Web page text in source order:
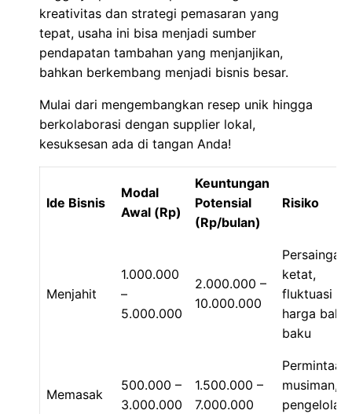
kreativitas dan strategi pemasaran yang
tepat, usaha ini bisa menjadi sumber
pendapatan tambahan yang menjanjikan,
bahkan berkembang menjadi bisnis besar.
Mulai dari mengembangkan resep unik hingga
berkolaborasi dengan supplier lokal,
kesuksesan ada di tangan Anda!
Ide Bisnis
Modal
Awal (Rp)
Keuntungan
Potensial
(Rp/bulan)
Risiko
Menjahit
1.000.000
–
5.000.000
2.000.000 –
10.000.000
Persaingan
ketat,
fluktuasi
harga
baku
Memasak
500.000 –
3.000.000
1.500.000 –
7.000.000
Permintaan
musiman,